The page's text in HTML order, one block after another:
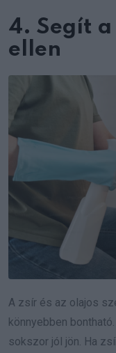
4. Segít
ellen
A zsír és az olajos
könnyebben
sokszor jól jön. Ha